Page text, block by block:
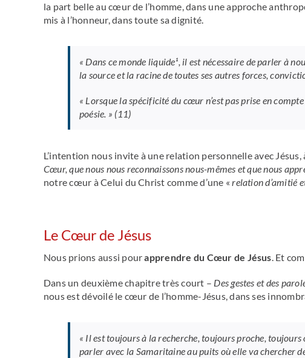
la part belle au cœur de l’homme, dans une approche
mis à l’honneur, dans toute sa dignité.
« Dans ce monde liquide¹, il est nécessaire de parler à
la source et la racine de toutes ses autres forces,
« Lorsque la spécificité du cœur n’est pas prise en
poésie. » (11)
L’intention nous invite à une relation personnelle avec
Cœur, que nous nous reconnaissons nous-mêmes et que nous
notre cœur à Celui du Christ comme d’une «relation d’amitié
Le Cœur de Jésus
Nous prions aussi pourapprendre du Cœur de Jésus. Et
Dans un deuxième chapitre très court – Des gestes et des
nous est dévoilé le cœur de l’homme-Jésus, dans ses
« Il est toujours à la recherche, toujours proche,
parler avec la Samaritaine au puits où elle va chercher